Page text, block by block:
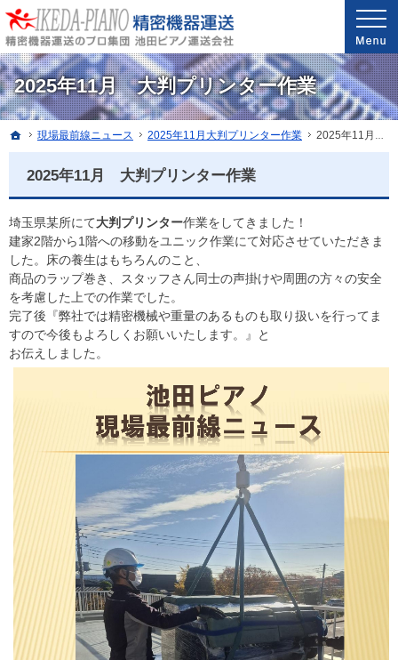
2025年11月 大判プリンター作業
安心と信頼の実績。精密機器・医療機器の運送・配送なら当社へ。
精密機器・医療機器の運送・配送なら世界最高レベルの配送技能を誇る池田ピアノ運送
ホーム
現場最前線ニュース 2025年11月大判プリンター作業 2025年11月 大判プリンター作業
2025年11月 大判プリンター作業
埼玉県某所にて大判プリンター作業をしてきました！
建家2階から1階への移動をユニック作業にて対応させていただきま
した。床の養生はもちろんのこと、
商品のラップ巻き、スタッフさん同士の声掛けや周囲の方々の安全
を考慮した上での作業でした。
完了後『弊社では精密機械や重量のあるものも取り扱いを行ってま
すので今後もよろしくお願いいたします。』と
お伝えしました。